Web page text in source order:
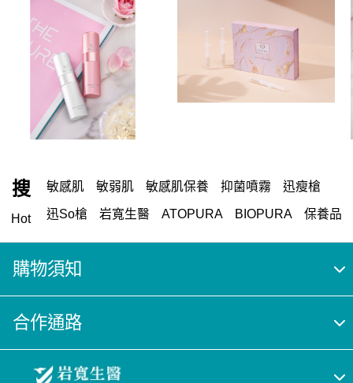
搜
Hot
敏感肌 敏弱肌 敏感肌保養 抑菌噴霧 迅瘦槍
迅So槍 岩寬生醫 ATOPURA BIOPURA 保養品
異敏性肌膚 敏感性肌膚 異位性皮膚炎
購物須知
合作通路